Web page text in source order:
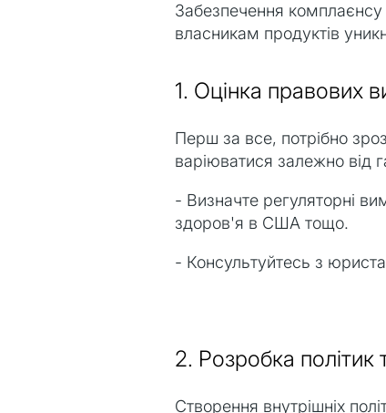
Забезпечення
власникам продуктів
1. Оцінка правових
Перш за все, потрібно
варіюватися залежно від
- Визначте регуляторні
здоров'я в США тощо.
- Консультуйтесь з
2. Розробка політик
Створення внутрішніх